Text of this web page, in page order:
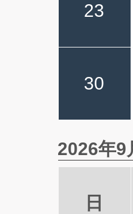
23
30
2026年9
日